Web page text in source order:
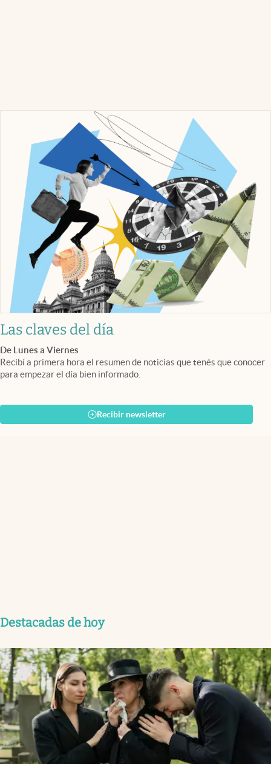
Las claves del día
De Lunes a Viernes
Recibí a primera hora el resumen de noticias que tenés que conocer
para empezar el día bien informado.
Recibir newsletter
Destacadas de hoy